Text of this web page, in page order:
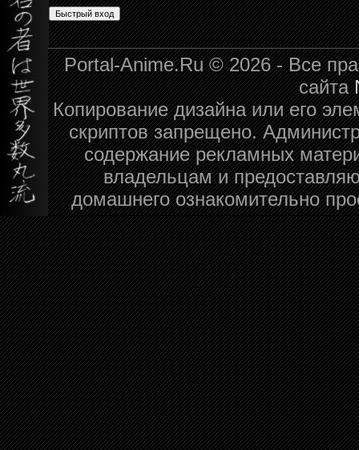
Portal-Anime.Ru © 2026 - Все
сайта
Копирование дизайна или его
скриптов запрещено.
содержание рекламных
владельцам и
домашнего ознакомительно